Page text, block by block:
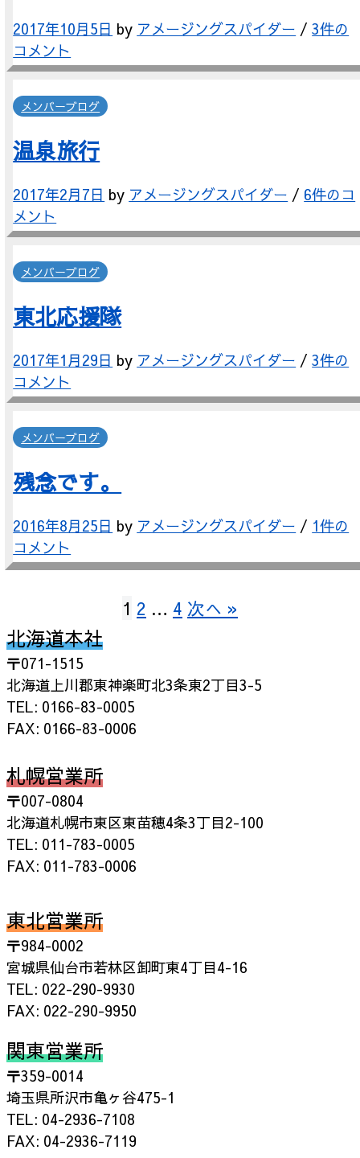
2017年10月5日 by アメージングスパイダー /3件の
コメント
メンバーブログ
温泉旅行
2017年2月7日 by アメージングスパイダー / 6件のコ
メント
メンバーブログ
東北応援隊
2017年1月29日 by アメージングスパイダー /3件の
コメント
メンバーブログ
残念です。
2016年8月25日 by アメージングスパイダー / 1件の
コメント
稿
の
ペ
ー
ジ
送
り
1 2 … 4 次へ »
北海道本社
〒071-1515
北海道上川郡東神楽町北3条東2丁目3-5
TEL: 0166-83-0005
FAX: 0166-83-0006
札幌営業所
〒007-0804
北海道札幌市東区東苗穂4条3丁目2-100
TEL: 011-783-0005
FAX: 011-783-0006
東北営業所
〒984-0002
宮城県仙台市若林区卸町東4丁目4-16
TEL: 022-290-9930
FAX: 022-290-9950
関東営業所
〒359-0014
埼玉県所沢市亀ヶ谷475-1
TEL: 04-2936-7108
FAX: 04-2936-7119